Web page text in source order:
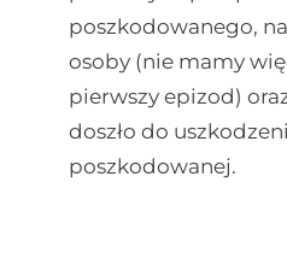
poszkodowanego,
osoby (nie mamy
pierwszy epizod)
doszło do
poszkodowanej.